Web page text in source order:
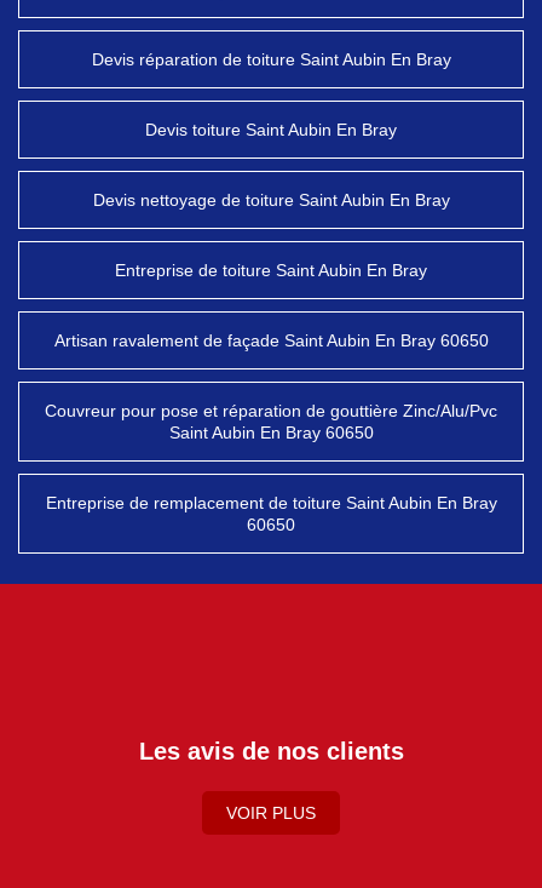
Devis réparation de toiture Saint Aubin En Bray
Devis toiture Saint Aubin En Bray
Devis nettoyage de toiture Saint Aubin En Bray
Entreprise de toiture Saint Aubin En Bray
Artisan ravalement de façade Saint Aubin En Bray 60650
Couvreur pour pose et réparation de gouttière Zinc/Alu/Pvc
Saint Aubin En Bray 60650
Entreprise de remplacement de toiture Saint Aubin En Bray
60650
Les avis de nos clients
VOIR PLUS